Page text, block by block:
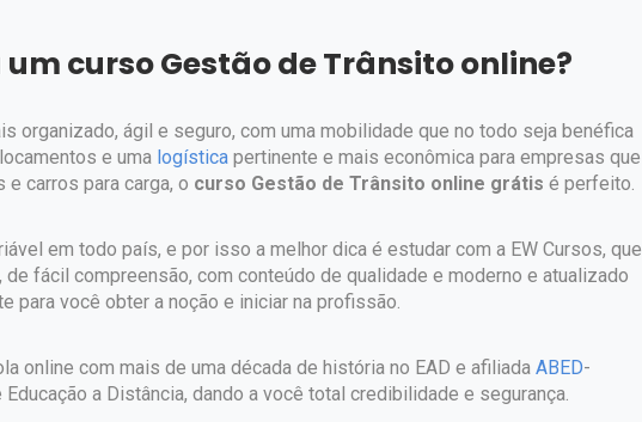
curso Gestão de Trânsito online?
organizado, ágil e seguro, com uma mobilidade que no todo seja benéfica
e uma logística pertinente e mais econômica para empresas que
carros para carga, o curso Gestão de Trânsito online grátis é perfeito.
em todo país, e por isso a melhor dica é estudar com a EW Cursos, que
fácil compreensão, com conteúdo de qualidade e moderno e atualizado
para você obter a noção e iniciar na profissão.
online com mais de uma década de história no EAD e afiliada ABED-
a Distância, dando a você total credibilidade e segurança.